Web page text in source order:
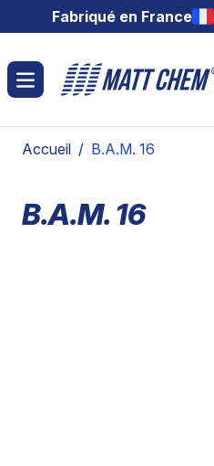
Aller au contenuFabriqué en France
Accueil / B.A.M. 16
B.A.M. 16